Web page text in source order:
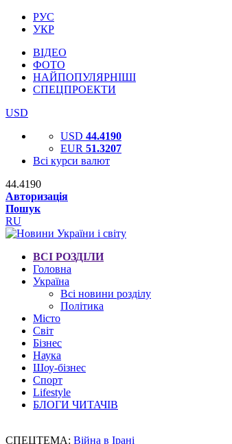
РУС
УКР
ВІДЕО
ФОТО
НАЙПОПУЛЯРНІШІ
СПЕЦПРОЕКТИ
USD
USD 44.4190
EUR 51.3207
Всі курси валют
44.4190
Авторизація
Пошук
RU
ВСІ РОЗДІЛИ
Головна
Україна
Всі новини розділу
Політика
Місто
Світ
Бізнес
Наука
Шоу-бізнес
Спорт
Lifestyle
БЛОГИ ЧИТАЧІВ
СПЕЦТЕМА: Війна в Ірані